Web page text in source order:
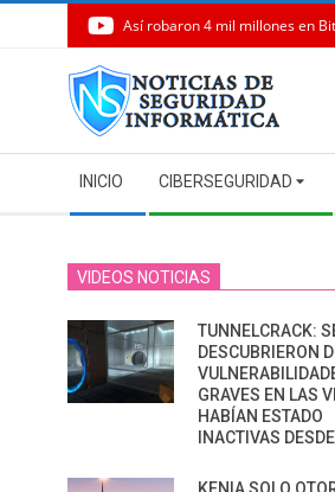
Así robaron 4 mil millones en
Navigation
Menu
INICIO CIBERSEGURIDAD
VIDEOS NOTICIAS
TUNNELCRACK:
DESCUBRIERON
GRAVES EN LAS
HABÍAN ESTADO
INACTIVAS